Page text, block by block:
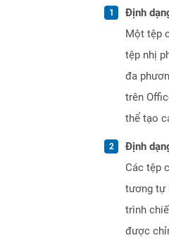
Định
Một tệp
tệp nhị
đa
trên
thể tạo
Định
Các tệp
tương tự
trình
được